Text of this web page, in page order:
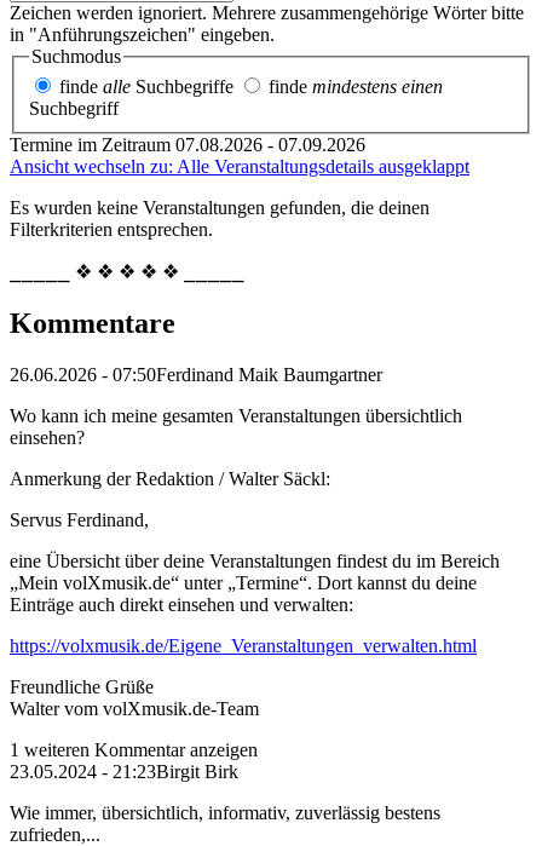
Zeichen werden ignoriert. Mehrere zusammengehörige Wörter bitte
in "Anführungszeichen" eingeben.
Suchmodus
finde alle Suchbegriffe finde mindestens einen
Suchbegriff
Termine im Zeitraum 07.08.2026 - 07.09.2026
Ansicht wechseln zu: Alle Veranstaltungsdetails ausgeklappt
Es wurden keine Veranstaltungen gefunden, die deinen
Filterkriterien entsprechen.
⎯⎯⎯⎯⎯ ❖ ❖ ❖ ❖ ❖ ⎯⎯⎯⎯⎯
Kommentare
26.06.2026 - 07:50Ferdinand Maik Baumgartner
Wo kann ich meine gesamten Veranstaltungen übersichtlich
einsehen?
Anmerkung der Redaktion /Walter Säckl:
Servus Ferdinand,
eine Übersicht über deine Veranstaltungen findest du im Bereich
„Mein volXmusik.de“ unter „Termine“. Dort kannst du deine
Einträge auch direkt einsehen und verwalten:
https://volxmusik.de/Eigene_Veranstaltungen_verwalten.html
Freundliche Grüße
Walter vom volXmusik.de-Team
1 weiteren Kommentar anzeigen
23.05.2024 - 21:23Birgit Birk
Wie immer, übersichtlich, informativ, zuverlässig bestens
zufrieden,...